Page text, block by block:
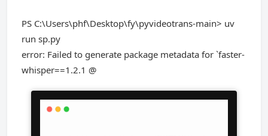
PS C:\Users\phf\Desktop\fy\pyvideotrans-main> uv
run sp.py
error: Failed to generate package metadata for `faster-
whisper==1.2.1 @